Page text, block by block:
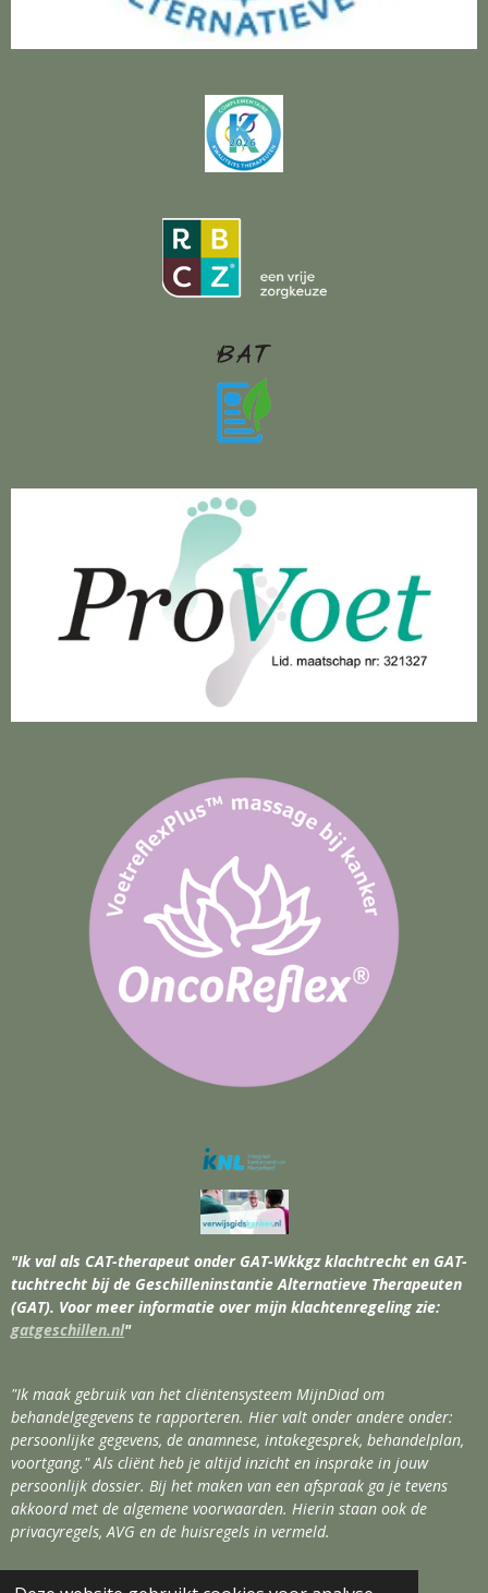
"Ik val als CAT-therapeut onder GAT-Wkkgz klachtrecht en GAT-
tuchtrecht bij de Geschilleninstantie Alternatieve Therapeuten
(GAT). Voor meer informatie over mijn klachtenregeling zie:
gatgeschillen.nl"
"Ik maak gebruik van het cliëntensysteem MijnDiad om
behandelgegevens te rapporteren. Hier valt onder andere onder:
persoonlijke gegevens, de anamnese, intakegesprek, behandelplan,
voortgang." Als cliënt heb je altijd inzicht en insprake in jouw
persoonlijk dossier. Bij het maken van een afspraak ga je tevens
akkoord met de algemene voorwaarden. Hierin staan ook de
privacyregels, AVG en de huisregels in vermeld.